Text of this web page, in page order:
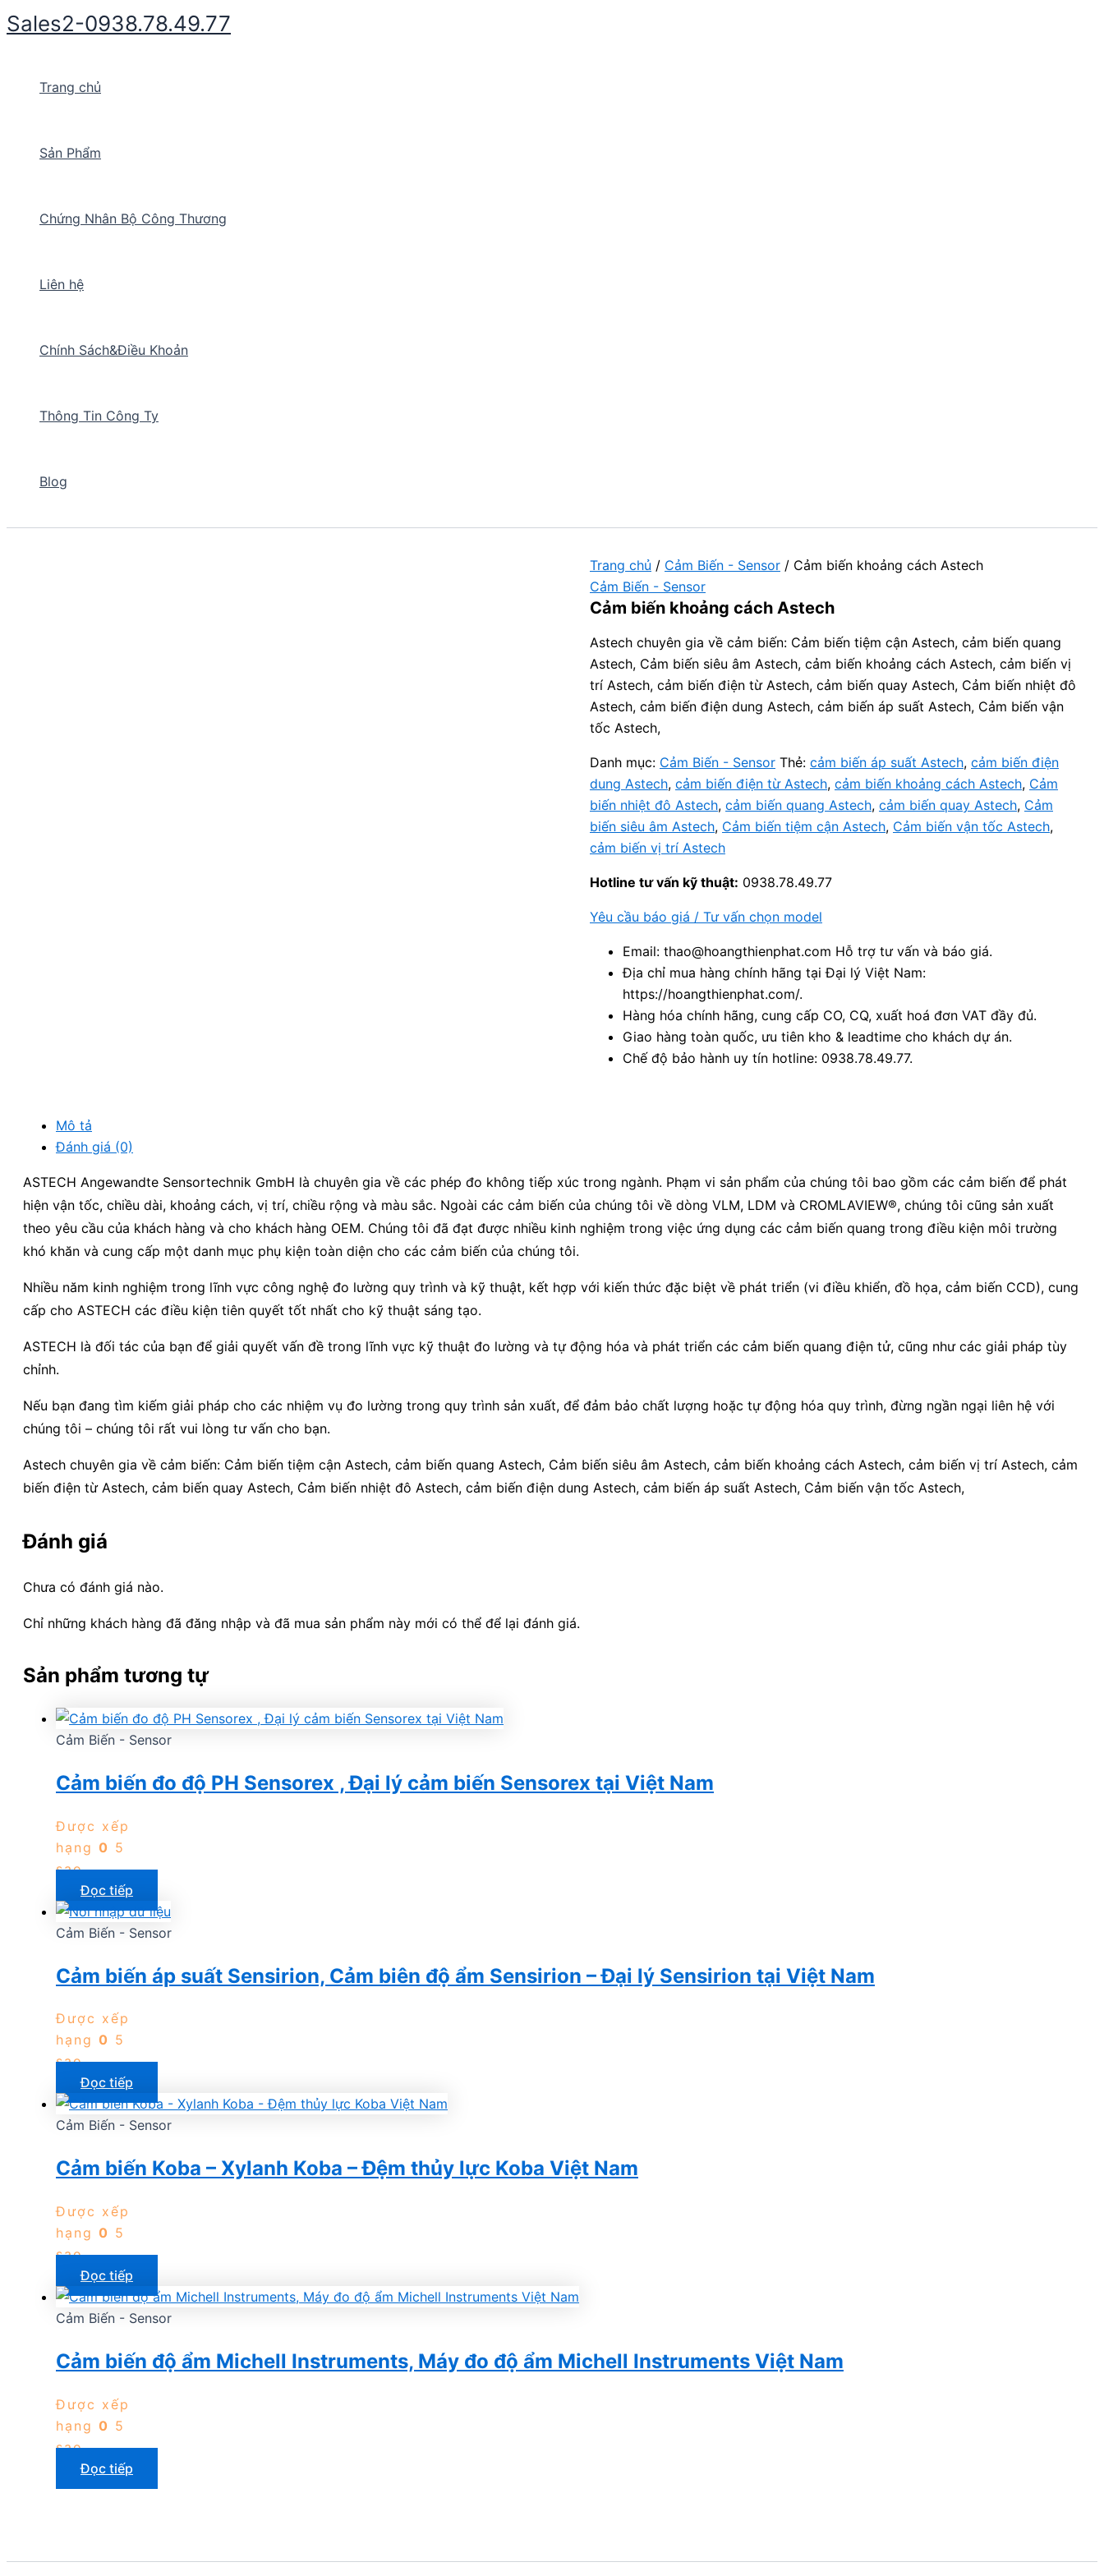
Nhảy
tới
Sales2-0938.78.49.77
Trang chủ
Sản Phẩm
Chứng Nhân Bộ Công Thương
Liên hệ
Chính Sách&Điều Khoản
Thông Tin Công Ty
Blog
Trang chủ / Cảm Biến - Sensor / Cảm biến khoảng cách Astech
Cảm Biến - Sensor
Cảm biến khoảng cách Astech
Astech chuyên gia về cảm biến: Cảm biến tiệm cận Astech, cảm biến quang
Astech, Cảm biến siêu âm Astech, cảm biến khoảng cách Astech, cảm biến vị
trí Astech, cảm biến điện từ Astech, cảm biến quay Astech, Cảm biến nhiệt đô
Astech, cảm biến điện dung Astech, cảm biến áp suất Astech, Cảm biến vận
tốc Astech,
Danh mục: Cảm Biến - Sensor Thẻ: cảm biến áp suất Astech, cảm biến điện
dung Astech, cảm biến điện từ Astech, cảm biến khoảng cách Astech, Cảm
biến nhiệt đô Astech, cảm biến quang Astech, cảm biến quay Astech, Cảm
biến siêu âm Astech, Cảm biến tiệm cận Astech, Cảm biến vận tốc Astech,
cảm biến vị trí Astech
Hotline tư vấn kỹ thuật: 0938.78.49.77
Yêu cầu báo giá / Tư vấn chọn model
Email: thao@hoangthienphat.com Hỗ trợ tư vấn và báo giá.
Địa chỉ mua hàng chính hãng tại Đại lý Việt Nam:
https://hoangthienphat.com/.
Hàng hóa chính hãng, cung cấp CO, CQ, xuất hoá đơn VAT đầy đủ.
Giao hàng toàn quốc, ưu tiên kho & leadtime cho khách dự án.
Chế độ bảo hành uy tín hotline: 0938.78.49.77.
Mô tả
Đánh giá (0)
ASTECH Angewandte Sensortechnik GmbH là chuyên gia về các phép đo không tiếp xúc trong ngành. Phạm vi sản phẩm của chúng tôi bao gồm các cảm biến để phát
hiện vận tốc, chiều dài, khoảng cách, vị trí, chiều rộng và màu sắc. Ngoài các cảm biến của chúng tôi về dòng VLM, LDM và CROMLAVIEW®, chúng tôi cũng sản xuất
theo yêu cầu của khách hàng và cho khách hàng OEM. Chúng tôi đã đạt được nhiều kinh nghiệm trong việc ứng dụng các cảm biến quang trong điều kiện môi trường
khó khăn và cung cấp một danh mục phụ kiện toàn diện cho các cảm biến của chúng tôi.
Nhiều năm kinh nghiệm trong lĩnh vực công nghệ đo lường quy trình và kỹ thuật, kết hợp với kiến ​​thức đặc biệt về phát triển (vi điều khiển, đồ họa, cảm biến CCD), cung
cấp cho ASTECH các điều kiện tiên quyết tốt nhất cho kỹ thuật sáng tạo.
ASTECH là đối tác của bạn để giải quyết vấn đề trong lĩnh vực kỹ thuật đo lường và tự động hóa và phát triển các cảm biến quang điện tử, cũng như các giải pháp tùy
chỉnh.
Nếu bạn đang tìm kiếm giải pháp cho các nhiệm vụ đo lường trong quy trình sản xuất, để đảm bảo chất lượng hoặc tự động hóa quy trình, đừng ngần ngại liên hệ với
chúng tôi – chúng tôi rất vui lòng tư vấn cho bạn.
Astech chuyên gia về cảm biến: Cảm biến tiệm cận Astech, cảm biến quang Astech, Cảm biến siêu âm Astech, cảm biến khoảng cách Astech, cảm biến vị trí Astech, cảm
biến điện từ Astech, cảm biến quay Astech, Cảm biến nhiệt đô Astech, cảm biến điện dung Astech, cảm biến áp suất Astech, Cảm biến vận tốc Astech,
Đánh giá
Chưa có đánh giá nào.
Chỉ những khách hàng đã đăng nhập và đã mua sản phẩm này mới có thể để lại đánh giá.
Sản phẩm tương tự
Cảm Biến - Sensor
Cảm biến đo độ PH Sensorex , Đại lý cảm biến Sensorex tại Việt Nam
Được xếp
hạng 0 5
sao
Đọc tiếp
Cảm Biến - Sensor
Cảm biến áp suất Sensirion, Cảm biên độ ẩm Sensirion – Đại lý Sensirion tại Việt Nam
Được xếp
hạng 0 5
sao
Đọc tiếp
Cảm Biến - Sensor
Cảm biến Koba – Xylanh Koba – Đệm thủy lực Koba Việt Nam
Được xếp
hạng 0 5
sao
Đọc tiếp
Cảm Biến - Sensor
Cảm biến độ ẩm Michell Instruments, Máy đo độ ẩm Michell Instruments Việt Nam
Được xếp
hạng 0 5
sao
Đọc tiếp